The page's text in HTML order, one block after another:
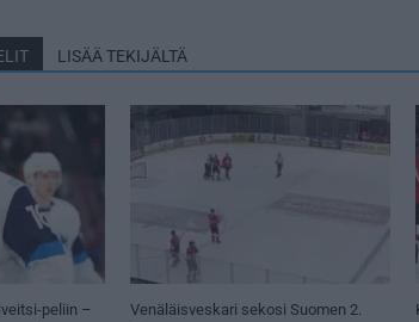
LISÄÄ TEKIJÄLTÄ
peliin –
Venäläisveskari sekosi Suomen 2.